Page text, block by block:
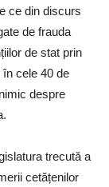
ce din discurs
de frauda
de stat prin
cele 40 de
despre
trecută a
cetățenilor